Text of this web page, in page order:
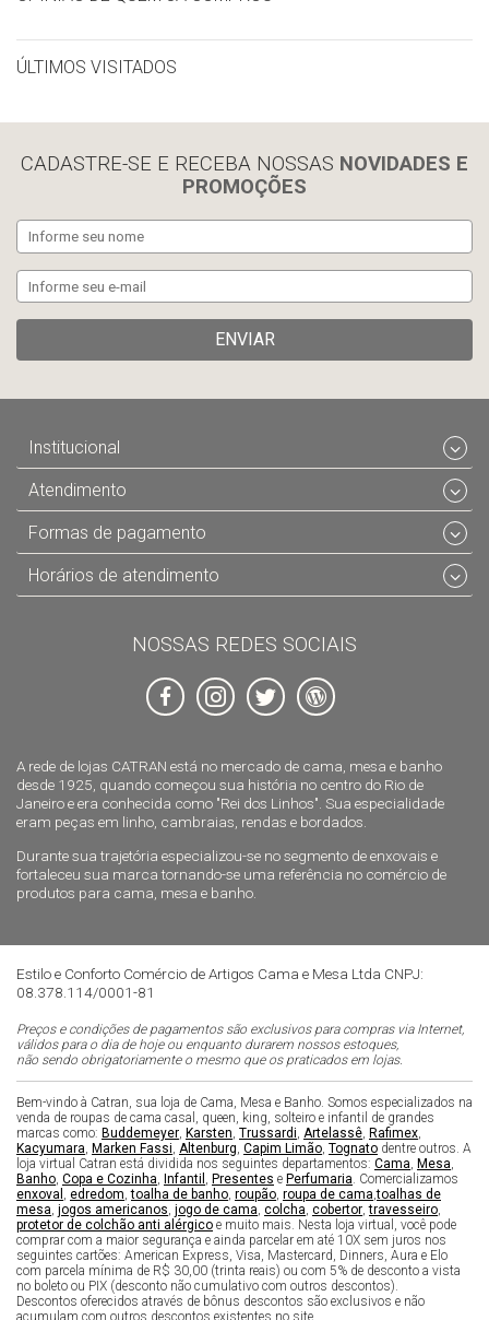
ÚLTIMOS VISITADOS
CADASTRE-SE E RECEBA NOSSAS NOVIDADES E
PROMOÇÕES
ENVIAR
A rede de lojas CATRAN está no mercado de cama, mesa e banho
desde 1925, quando começou sua história no centro do Rio de
Janeiro e era conhecida como "Rei dos Linhos". Sua especialidade
eram peças em linho, cambraias, rendas e bordados.
Durante sua trajetória especializou-se no segmento de enxovais e
fortaleceu sua marca tornando-se uma referência no comércio de
produtos para cama, mesa e banho.
Institucional
Atendimento
Formas de pagamento
Horários de atendimento
NOSSAS REDES SOCIAIS
Estilo e Conforto Comércio de Artigos Cama e Mesa Ltda CNPJ:
08.378.114/0001-81
Preços e condições de pagamentos são exclusivos para compras via Internet,
válidos para o dia de hoje ou enquanto durarem nossos estoques,
não sendo obrigatoriamente o mesmo que os praticados em lojas.
Bem-vindo à Catran, sua loja de Cama, Mesa e Banho. Somos especializados na
venda de roupas de cama casal, queen, king, solteiro e infantil de grandes
marcas como: Buddemeyer Karsten Trussardi Artelassê Rafimex
Kacyumara Marken Fassi Altenburg Capim Limão Tognato dentre outros. A
loja virtual Catran está dividida nos seguintes departamentos: Cama Mesa
Banho Copa e Cozinha Infantil Presentes e Perfumaria . Comercializamos
enxoval
edredom ,toalha de banho roupão roupa de cama ,toalhas de
mesa jogos americanos jogo de cama colcha cobertor ,travesseiro
protetor de colchão anti alérgico e muito mais. Nesta loja virtual, você pode
comprar com a maior segurança e ainda parcelar em até 10X sem juros nos
seguintes cartões: American Express, Visa, Mastercard, Dinners, Aura e Elo
com parcela mínima de R$ 30,00 (trinta reais) ou com 5% de desconto a vista
no boleto ou PIX (desconto não cumulativo com outros descontos).
Descontos oferecidos através de bônus descontos são exclusivos e não
acumulam com outros descontos existentes no site.